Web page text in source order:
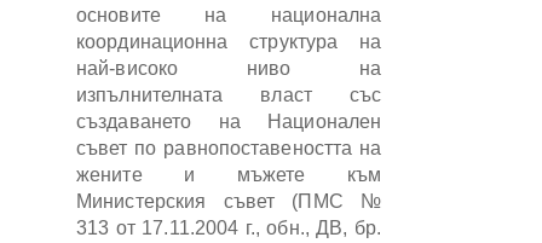
основите на национална
координационна структура на
най-високо ниво на
изпълнителната власт със
създаването на Национален
съвет по равнопоставеността на
жените и мъжете към
Министерския съвет (ПМС №
313 от 17.11.2004 г., обн., ДВ, бр.